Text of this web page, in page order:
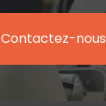
Contactez-nous